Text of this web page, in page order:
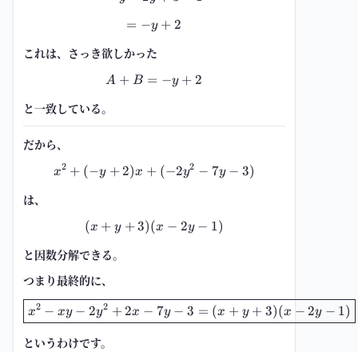
=-y+2
= −y + 2
これは、さっき欲しかった
A+B=-y+2
A + B = −y + 2
と一致している。
だから、
x^2+(-y+2)x+(-2y^2-7y-3)
x2 + (−y +2)x + (−2y2 − 7y − 3)
は、
(x+y+3)(x-2y-1)
(x + y +3)(x − 2y − 1)
と因数分解できる。
つまり最終的に、
\boxed{x^2-xy-2y^2+2x-7y-
x2 − xy − 2y2 +2x − 7y − 3 = (x + y + 3)(x − 2y − 1)
というわけです。